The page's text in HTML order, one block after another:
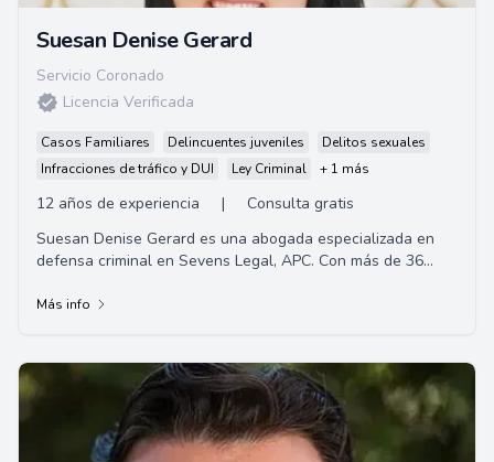
Suesan Denise Gerard
Servicio Coronado
Licencia Verificada
Casos Familiares Delincuentes juveniles
Delitos sexuales
Infracciones de tráfico y DUI
Ley Criminal + 1 más
12 años de experiencia |
Consulta gratis
Suesan Denise Gerard es una abogada especializada en
defensa criminal en Sevens Legal, APC. Con más de 36
Más info